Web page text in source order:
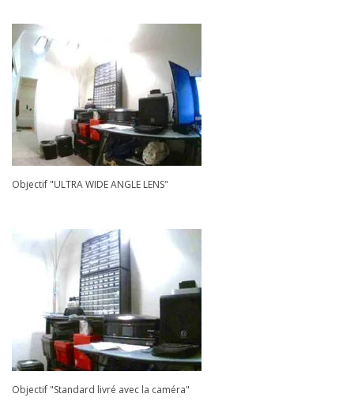
Objectif "ULTRA WIDE ANGLE LENS"
Objectif "Standard livré avec la caméra"